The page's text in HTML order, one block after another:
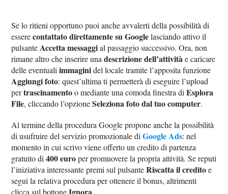
Se lo ritieni opportuno puoi anche avvalerti della possibilità di
esserecontattato direttamente su Googlelasciando attivo il
pulsante Accetta messaggial passaggio successivo. Ora, non
rimane altro che inserire unadescrizione dell’attivitàe caricare
delle eventualiimmaginidel locale tramite l’apposita funzione
Aggiungi foto: quest’ultima ti permetterà di eseguire l’upload
pertrascinamentoo mediante una comoda finestra diEsplora
File, cliccando l’opzioneSeleziona foto dal tuo computer.
Al termine della procedura Google propone anche la possibilità
di usufruire del servizio promozionale diGoogle Ads: nel
momento in cui scrivo viene offerto un credito di partenza
gratuito di400 europer promuovere la propria attività. Se reputi
l’iniziativa interessante premi sul pulsanteRiscatta il creditoe
segui la relativa procedura per ottenere il bonus, altrimenti
clicca sul bottone
.